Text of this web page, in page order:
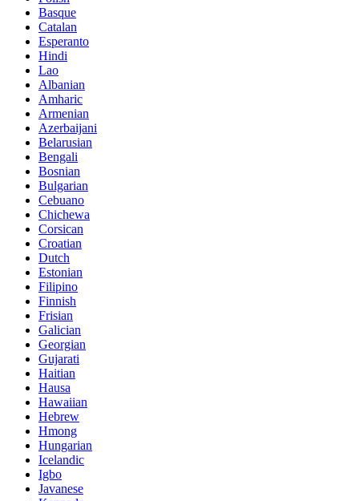
Basque
Catalan
Esperanto
Hindi
Lao
Albanian
Amharic
Armenian
Azerbaijani
Belarusian
Bengali
Bosnian
Bulgarian
Cebuano
Chichewa
Corsican
Croatian
Dutch
Estonian
Filipino
Finnish
Frisian
Galician
Georgian
Gujarati
Haitian
Hausa
Hawaiian
Hebrew
Hmong
Hungarian
Icelandic
Igbo
Javanese